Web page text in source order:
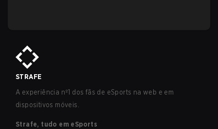
STRAFE
A experiência nº1 dos fãs de eSports na web e em
dispositivos móveis.
Strafe, tudo em eSports